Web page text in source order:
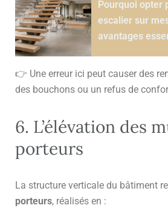
Pourquoi opter
escalier sur
avantages
👉 Une erreur ici peut causer des
des bouchons ou un refus de
6. L’élévation des
porteurs
La structure verticale du bâtiment
porteurs, réalisés en :